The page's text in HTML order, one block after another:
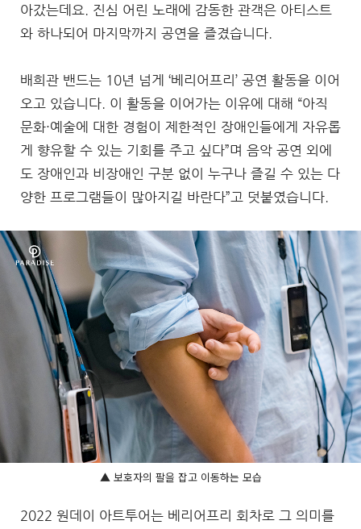
아갔는데요. 진심 어린 노래에 감동한 관객은 아티스트
와 하나되어 마지막까지 공연을 즐겼습니다.
배희관 밴드는 10년 넘게 ‘베리어프리’ 공연 활동을 이어
오고 있습니다. 이 활동을 이어가는 이유에 대해 “아직
문화·예술에 대한 경험이 제한적인 장애인들에게 자유롭
게 향유할 수 있는 기회를 주고 싶다”며 음악 공연 외에
도 장애인과 비장애인 구분 없이 누구나 즐길 수 있는 다
양한 프로그램들이 많아지길 바란다”고 덧붙였습니다.
▲ 보호자의 팔을 잡고 이동하는 모습
2022 원데이 아트투어는 베리어프리 회차로 그 의미를